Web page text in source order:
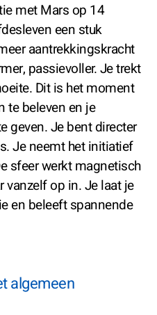
met Mars op 14
een stuk
aantrekkingskracht
passievoller. Je trekt
Dit is het moment
te beleven en je
geven. Je bent directer
Je neemt het initiatief
sfeer werkt magnetisch
vanzelf op in. Je laat je
en beleeft spannende
algemeen